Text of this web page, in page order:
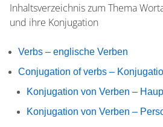
Inhaltsverzeichnis zum Thema
und ihre Konjugation
Verbs – englische Verben
Conjugation of verbs –
Konjugation von Verben –
Konjugation von Verben –